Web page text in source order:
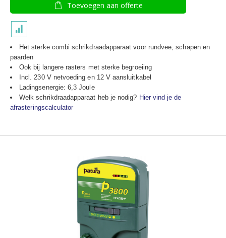
Toevoegen aan offerte
Het sterke combi schrikdraadapparaat voor rundvee, schapen en
paarden
Ook bij langere rasters met sterke begroeiing
Incl. 230 V netvoeding en 12 V aansluitkabel
Ladingsenergie: 6,3 Joule
Welk schrikdraadapparaat heb je nodig? Hier vind je de
afrasteringscalculator